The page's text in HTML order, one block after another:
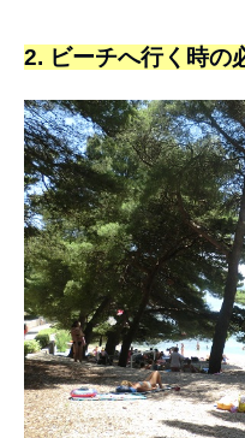
2. ビーチへ行く時の